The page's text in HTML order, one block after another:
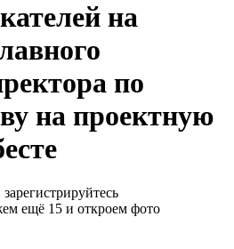
на
по
на проектную
ещё 15 и откроем фото